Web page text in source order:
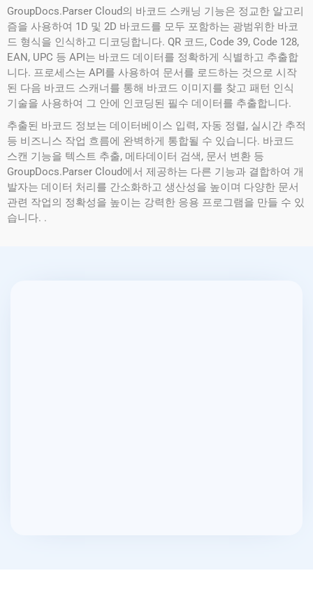
GroupDocs.Parser Cloud의 바코드 스캐닝 기능은 정교한 알고리
즘을 사용하여 1D 및 2D 바코드를 모두 포함하는 광범위한 바코
드 형식을 인식하고 디코딩합니다. QR 코드, Code 39, Code 128,
EAN, UPC 등 API는 바코드 데이터를 정확하게 식별하고 추출합
니다. 프로세스는 API를 사용하여 문서를 로드하는 것으로 시작
된 다음 바코드 스캐너를 통해 바코드 이미지를 찾고 패턴 인식
기술을 사용하여 그 안에 인코딩된 필수 데이터를 추출합니다.
추출된 바코드 정보는 데이터베이스 입력, 자동 정렬, 실시간 추적
등 비즈니스 작업 흐름에 완벽하게 통합될 수 있습니다. 바코드
스캔 기능을 텍스트 추출, 메타데이터 검색, 문서 변환 등
GroupDocs.Parser Cloud에서 제공하는 다른 기능과 결합하여 개
발자는 데이터 처리를 간소화하고 생산성을 높이며 다양한 문서
관련 작업의 정확성을 높이는 강력한 응용 프로그램을 만들 수 있
습니다. .